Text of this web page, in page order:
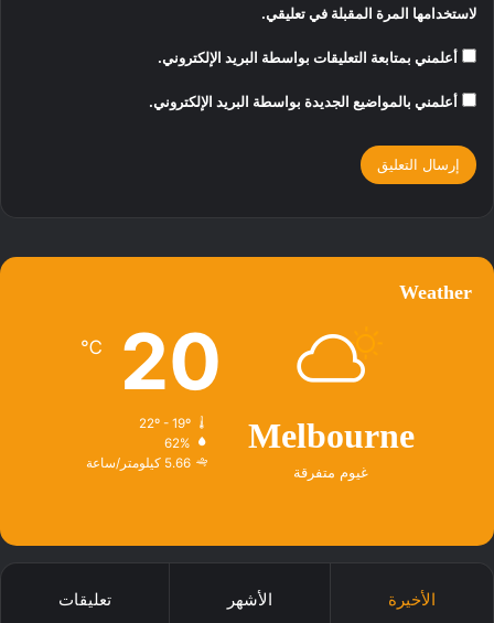
لاستخدامها المرة المقبلة في تعليقي.
أعلمني بمتابعة التعليقات بواسطة البريد الإلكتروني.
أعلمني بالمواضيع الجديدة بواسطة البريد الإلكتروني.
Weather
Melbourne
غيوم متفرقة
20
℃
22º - 19º
62%
5.66 كيلومتر/ساعة
الأخيرة الأشهر تعليقات